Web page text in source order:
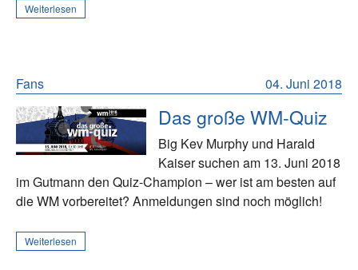
Weiterlesen
04. Juni 2018
Fans
Das große WM-Quiz
Big Kev Murphy und Harald
Kaiser suchen am 13. Juni 2018
im Gutmann den Quiz-Champion – wer ist am besten auf
die WM vorbereitet? Anmeldungen sind noch möglich!
Weiterlesen